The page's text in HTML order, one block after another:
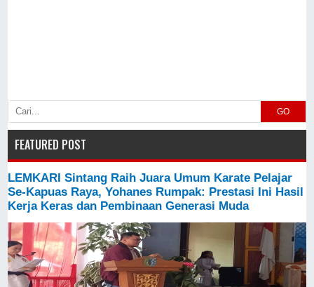
GO
FEATURED POST
LEMKARI Sintang Raih Juara Umum Karate Pelajar
Se-Kapuas Raya, Yohanes Rumpak: Prestasi Ini Hasil
Kerja Keras dan Pembinaan Generasi Muda